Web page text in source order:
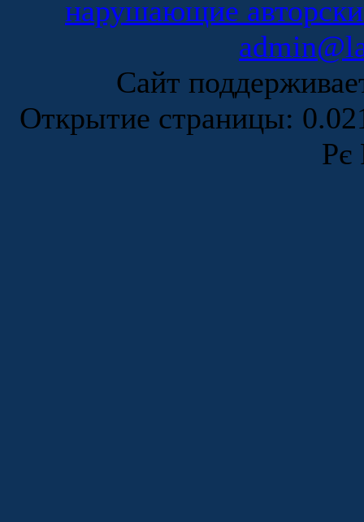
нарушающие
Сайт
Открытие страницы:
Рє